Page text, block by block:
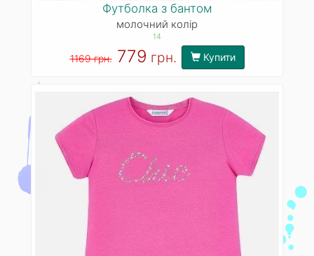
Футболка з бантом
молочний колір
14
1169 грн. 779 грн. Купити